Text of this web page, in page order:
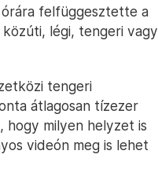
felfüggesztette a
légi, tengeri vagy
tengeri
átlagosan tízezer
milyen helyzet is
videón meg is lehet